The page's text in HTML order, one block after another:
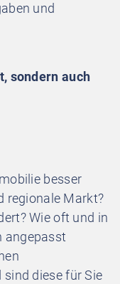
und
sondern auch
besser
regionale Markt?
Wie oft und in
angepasst
diese für Sie